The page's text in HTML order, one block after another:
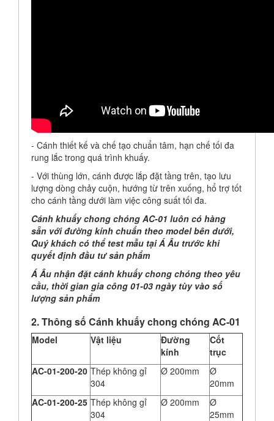
- Cánh thiết kế và chế tạo chuẩn tâm, hạn chế tối đa
rung lắc trong quá trình khuấy.
- Với thùng lớn, cánh được lắp đặt tầng trên, tạo lưu
lượng dòng chảy cuộn, hướng từ trên xuống, hổ trợ tốt
cho cánh tầng dưới làm việc công suất tối đa.
Cánh khuấy chong chóng AC-01 luôn có hàng
sẵn với đường kính chuẩn theo model bên dưới,
Quý khách có thể test mẫu tại Á Âu trước khi
quyết định đầu tư sản phẩm
Á Âu nhận đặt cánh khuấy chong chóng theo yêu
cầu, thời gian gia công 01-03 ngày tùy vào số
lượng sản phẩm
2. Thông số Cánh khuấy chong chóng AC-01
Model Vật liệu
Đường
kính
Cốt
trục
AC-01-200-20 Thép không gỉ
304
Ø 200mm
Ø
20mm
AC-01-200-25 Thép không gỉ
304
Ø 200mm
Ø
25mm